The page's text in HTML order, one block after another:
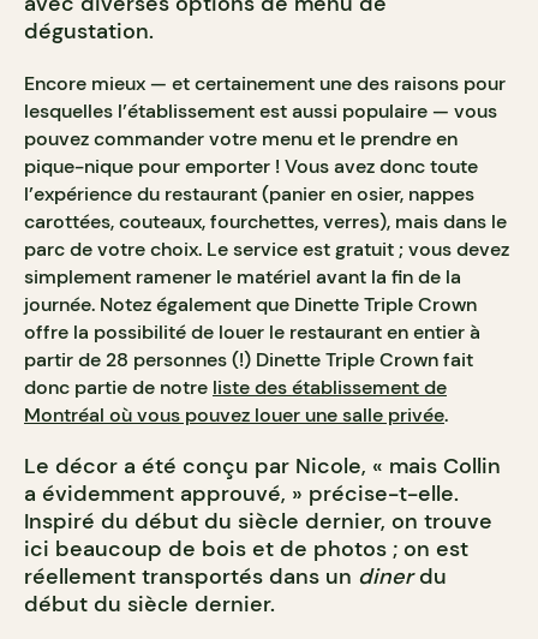
dégustation.
Encore mieux — et certainement une des raisons pour
lesquelles l’établissement est aussi populaire — vous
pouvez commander votre menu et le prendre en
pique-nique pour emporter ! Vous avez donc toute
l’expérience du restaurant (panier en osier, nappes
carottées, couteaux, fourchettes, verres), mais dans le
parc de votre choix. Le service est gratuit ; vous devez
simplement ramener le matériel avant la fin de la
journée. Notez également que Dinette Triple Crown
offre la possibilité de louer le restaurant en entier à
partir de 28 personnes (!) Dinette Triple Crown fait
donc partie de notre liste des établissement de
Montréal où vous pouvez louer une salle privée.
Le décor a été conçu par Nicole, « mais Collin
a évidemment approuvé, » précise-t-elle.
Inspiré du début du siècle dernier, on trouve
ici beaucoup de bois et de photos ; on est
réellement transportés dans un dinerdu
début du siècle dernier.